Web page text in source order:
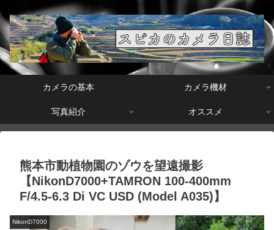
カメラの基本 カメラ機材
写真紹介 オススメ
熊本市動植物園のゾウを望遠撮影
【NikonD7000+TAMRON 100-400mm
F/4.5-6.3 Di VC USD (Model A035)】
NikonD7000